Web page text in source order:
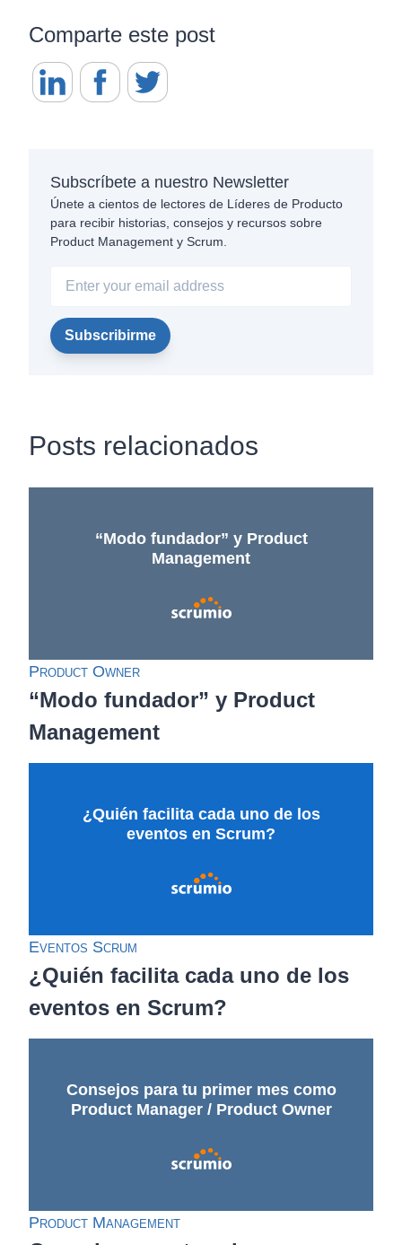
Comparte este post
Subscríbete a nuestro Newsletter
Únete a cientos de lectores de Líderes de Producto
para recibir historias, consejos y recursos sobre
Product Management y Scrum.
Posts relacionados
“Modo fundador” y Product
Management
Product Owner
“Modo fundador” y Product
Management
¿Quién facilita cada uno de los
eventos en Scrum?
Eventos Scrum
¿Quién facilita cada uno de los
eventos en Scrum?
Consejos para tu primer mes como
Product Manager / Product Owner
Product Management